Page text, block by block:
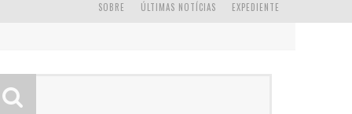
EXPEDIENTE
ÚLTIMAS NOTÍCIAS
SOBRE